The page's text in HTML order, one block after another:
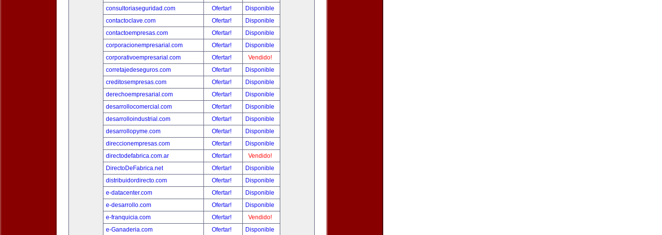
consultoriaseguridad.com
Ofertar!
Disponible
contactoclave.com
Ofertar!
Disponible
contactoempresas.com
Ofertar!
Disponible
corporacionempresarial.com
Ofertar!
Disponible
corporativoempresarial.com
Ofertar!
Vendido!
corretajedeseguros.com
Ofertar!
Disponible
creditosempresas.com
Ofertar!
Disponible
derechoempresarial.com
Ofertar!
Disponible
desarrollocomercial.com
Ofertar!
Disponible
desarrolloindustrial.com
Ofertar!
Disponible
desarrollopyme.com
Ofertar!
Disponible
direccionempresas.com
Ofertar!
Disponible
directodefabrica.com.ar
Ofertar!
Vendido!
DirectoDeFabrica.net
Ofertar!
Disponible
distribuidordirecto.com
Ofertar!
Disponible
e-datacenter.com
Ofertar!
Disponible
e-desarrollo.com
Ofertar!
Disponible
e-franquicia.com
Ofertar!
Vendido!
e-Ganaderia.com
Ofertar! Disponible